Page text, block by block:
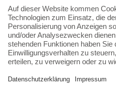
Tel.06257 868181
Mail:info@skateshop.de
Warenkorb
Mein Konto